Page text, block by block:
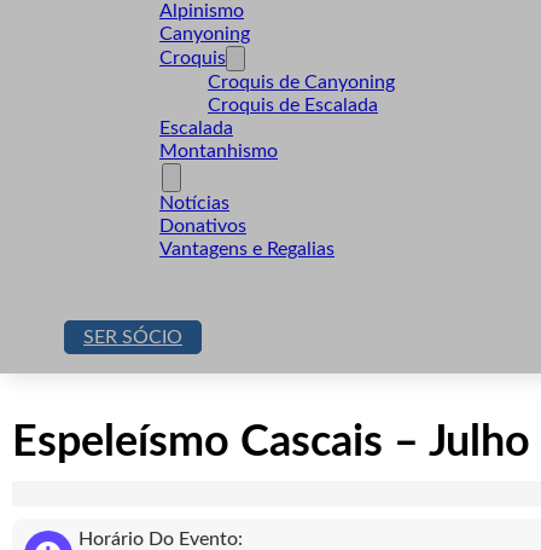
Alpinismo
Canyoning
Croquis
Croquis de Canyoning
Croquis de Escalada
Escalada
Montanhismo
Notícias
Donativos
Vantagens e Regalias
SER SÓCIO
Espeleísmo Cascais – Julho
Horário Do Evento: